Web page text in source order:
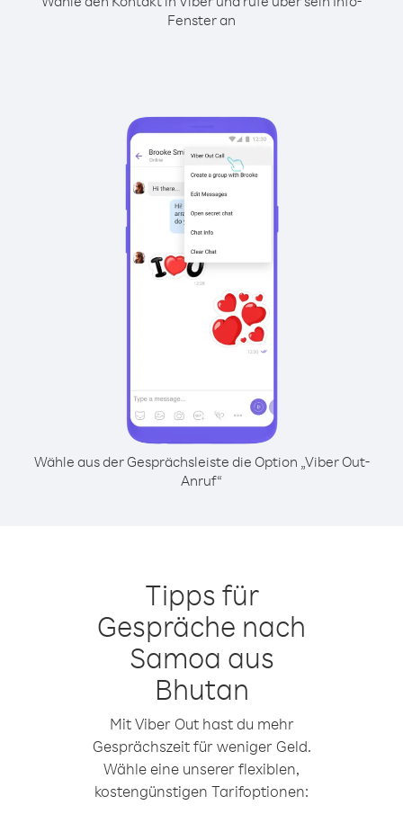
Fenster an
Wähle aus der Gesprächsleiste die Option „Viber Out-
Anruf“
Tipps für
Gespräche nach
Samoa aus
Bhutan
Mit Viber Out hast du mehr
Gesprächszeit für weniger Geld.
Wähle eine unserer flexiblen,
kostengünstigen Tarifoptionen: